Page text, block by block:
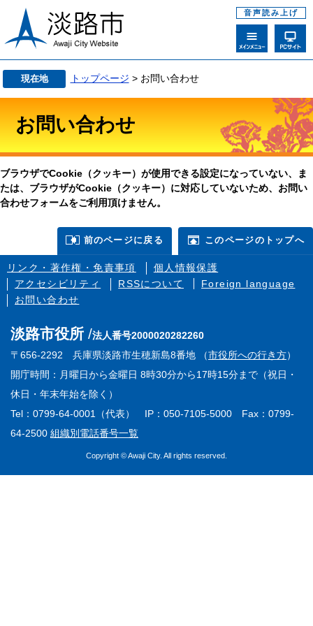
音声読み上げ
現在地 トップページ > お問い合わせ
お問い合わせ
ブラウザでCookie（クッキー）が使用できる設定になっていない、ま
たは、ブラウザがCookie（クッキー）に対応していないため、お問い
合わせフォームをご利用頂けません。
前のページに戻る このページのトップへ
リンク・著作権・免責事項
個人情報保護
アクセシビリティ
RSSについて
Foreign language
お問い合わせ
淡路市役所
法人番号2000020282260
〒656-2292 兵庫県淡路市生穂新島8番地 （市役所への行き方）
開庁時間：月曜日から金曜日 8時30分から17時15分まで（祝日・
休日・年末年始を除く）
Tel：0799-64-0001（代表） IP：050-7105-5000 Fax：0799-
64-2500 組織別電話番号一覧
Copyright © Awaji City. All rights reserved.